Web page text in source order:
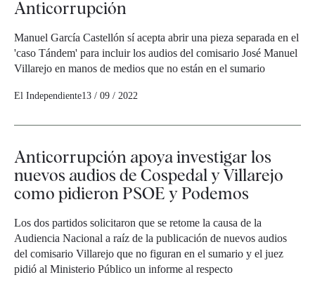
Anticorrupción
Manuel García Castellón sí acepta abrir una pieza separada en el
'caso Tándem' para incluir los audios del comisario José Manuel
Villarejo en manos de medios que no están en el sumario
El Independiente13 / 09 / 2022
Anticorrupción apoya investigar los
nuevos audios de Cospedal y Villarejo
como pidieron PSOE y Podemos
Los dos partidos solicitaron que se retome la causa de la
Audiencia Nacional a raíz de la publicación de nuevos audios
del comisario Villarejo que no figuran en el sumario y el juez
pidió al Ministerio Público un informe al respecto